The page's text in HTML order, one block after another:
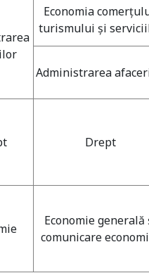
Economia
turismului şi
Administrarea
Drept
Economie generală
comunicare